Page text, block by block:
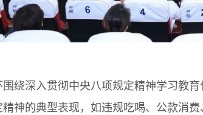
绕深入贯彻中央八项规定精神学习教
神的典型表现，如违规吃喝、公款消